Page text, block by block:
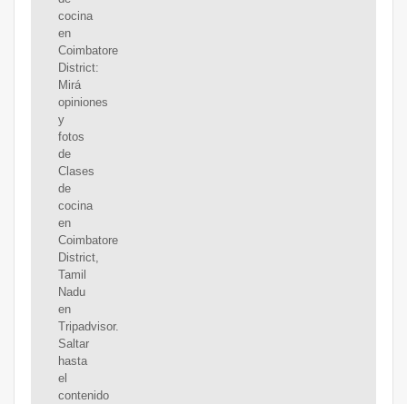
cocina
en
Coimbatore
District:
Mirá
opiniones
y
fotos
de
Clases
de
cocina
en
Coimbatore
District,
Tamil
Nadu
en
Tripadvisor.
Saltar
hasta
el
contenido